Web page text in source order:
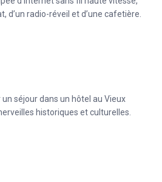
d’un radio-réveil et d’une cafetière.
un séjour dans un hôtel au Vieux
historiques et culturelles.